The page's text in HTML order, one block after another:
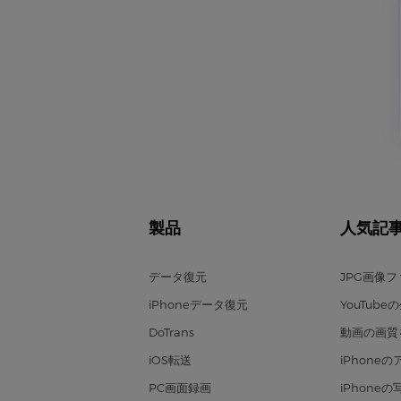
製品
データ復元
iPhoneデータ復元
DoTrans
iOS転送
PC画面録画
人気記
JPG画像フ
YouTube
動画の画
iPhoneの
iPhoneの